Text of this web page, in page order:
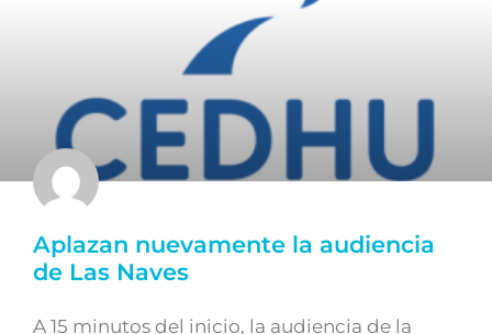
Aplazan nuevamente la audiencia
de Las Naves
A 15 minutos del inicio, la audiencia de la